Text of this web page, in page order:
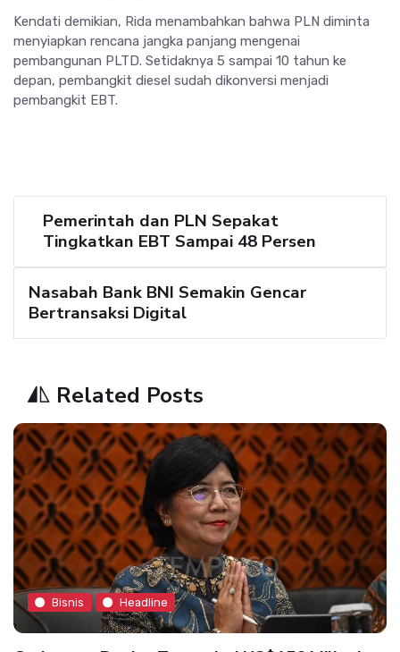
Kendati demikian, Rida menambahkan bahwa PLN diminta
menyiapkan rencana jangka panjang mengenai
pembangunan PLTD. Setidaknya 5 sampai 10 tahun ke
depan, pembangkit diesel sudah dikonversi menjadi
pembangkit EBT.
Pemerintah dan PLN Sepakat
Tingkatkan EBT Sampai 48 Persen
Nasabah Bank BNI Semakin Gencar
Bertransaksi Digital
Related Posts
Bisnis Headline